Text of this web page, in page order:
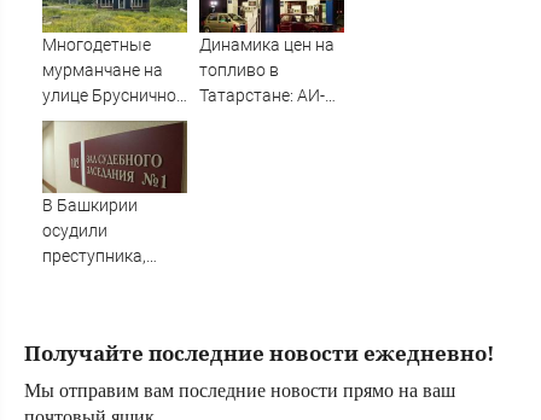
речи
Многодетные
мурманчане на
улице Брусничной
ждут
электричества 11
Динамика цен на
топливо в
Татарстане: АИ-92
В Башкирии
осудили
преступника,
Получайте последние новости ежедневно!
Мы отправим вам последние новости прямо на ваш